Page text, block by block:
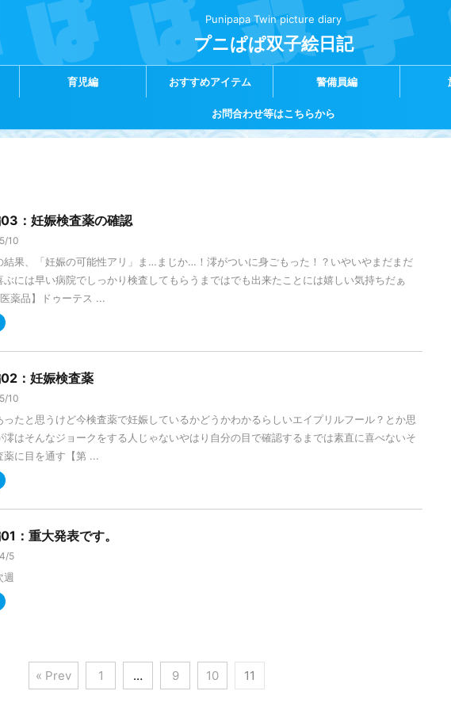
Punipapa Twin picture diary
プニぱぱ双子絵日記
育児編 おすすめアイテム 警備員編
お問合わせ等はこちらから
：妊娠検査薬の確認
10
結果、「妊娠の可能性アリ」ま…まじか…！澪がついに身ごもった！？いやいやまだまだ
ぶには早い病院でしっかり検査してもらうまではでも出来たことには嬉しい気持ちだぁ
医薬品】ドゥーテス ...
：妊娠検査薬
10
ったと思うけど今検査薬で妊娠しているかどうかわかるらしいエイプリルフール？とか思
澪はそんなジョークをする人じゃないやはり自分の目で確認するまでは素直に喜べないそ
薬に目を通す【第 ...
：重大発表です。
5
週
« Prev 1 … 9 10 11